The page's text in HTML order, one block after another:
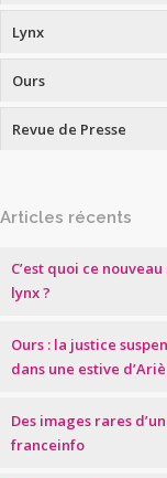
Lynx
Ours
Revue de Presse
Articles récents
C’est quoi ce
lynx ?
Ours : la justice
dans une estive
Des images rares
franceinfo